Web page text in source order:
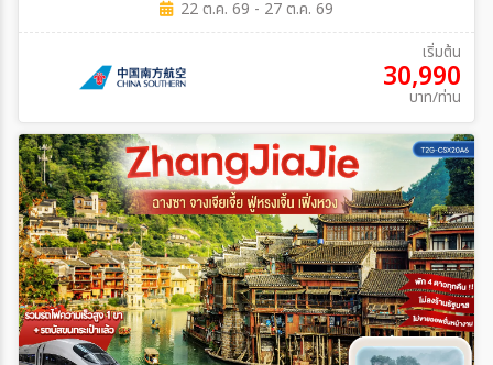
22 ต.ค. 69 - 27 ต.ค. 69
เริ่มต้น
30,990
บาท/ท่าน